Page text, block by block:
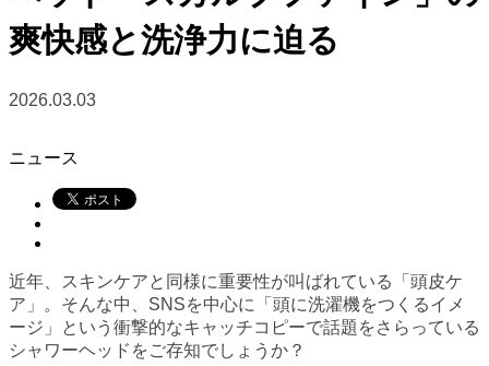
爽快感と洗浄力に迫る
2026.03.03
ニュース
近年、スキンケアと同様に重要性が叫ばれている「頭皮ケ
ア」。そんな中、SNSを中心に「頭に洗濯機をつくるイメ
ージ」という衝撃的なキャッチコピーで話題をさらっている
シャワーヘッドをご存知でしょうか？